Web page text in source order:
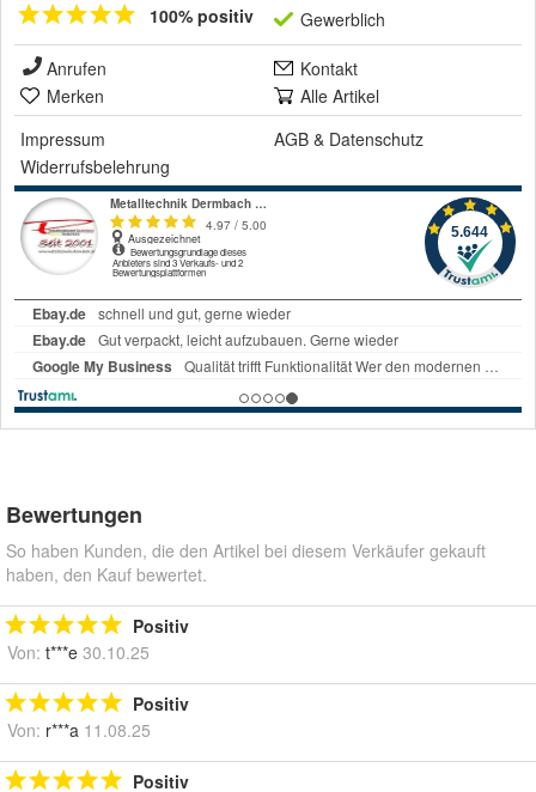
100% positiv
Gewerblich
Anrufen
Kontakt
Merken
Alle Artikel
Impressum
AGB & Datenschutz
Widerrufsbelehrung
Bewertungen
So haben Kunden, die den Artikel bei diesem Verkäufer gekauft
haben, den Kauf bewertet.
Positiv
Von: t***e 30.10.25
Positiv
Von: r***a 11.08.25
Positiv